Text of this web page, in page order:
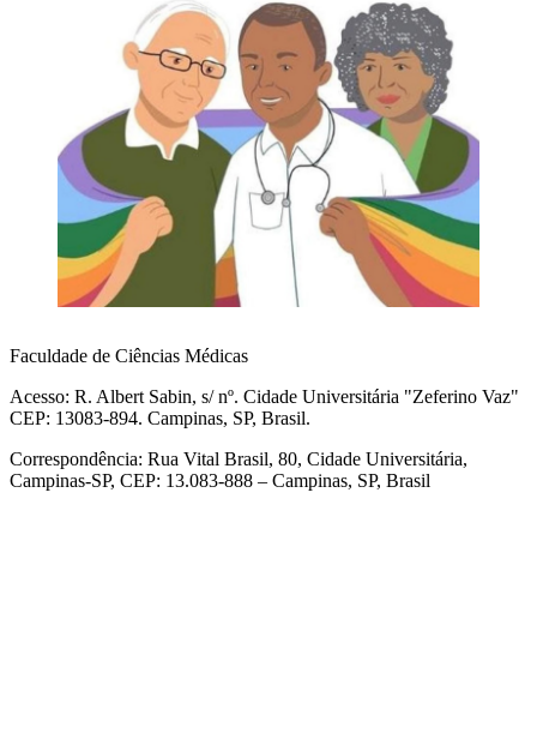
Faculdade de Ciências Médicas
Acesso: R. Albert Sabin, s/ nº. Cidade Universitária "Zeferino Vaz"
CEP: 13083-894. Campinas, SP, Brasil.
Correspondência: Rua Vital Brasil, 80, Cidade Universitária,
Campinas-SP, CEP: 13.083-888 – Campinas, SP, Brasil